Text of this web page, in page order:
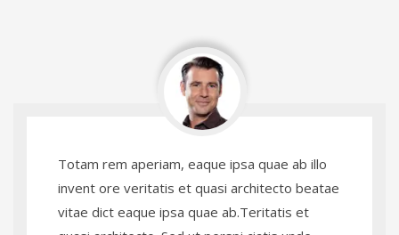
Totam rem aperiam, eaque ipsa quae ab illo
invent ore veritatis et quasi architecto beatae
vitae dict eaque ipsa quae ab.Teritatis et